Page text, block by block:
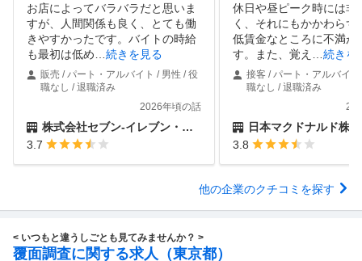
お店によってバラバラだと思いま
すが、人間関係も良く、とても働
きやすかったです。バイトの時給
も最初は低め
続きを見る
販売 / パート・アルバイト / 男性 / 役
職なし / 退職済み
2026年頃の話
株式会社セブン-イレブン・ジャパン
3.7
休日や昼ピーク時には非
く、それにもかかわらず
低賃金なところに不満が
す。また、覚え
続きを
接客 / パート・アルバイ
職なし / 退職済み
日本マクドナルド株
3.8
他の企業のクチコミを探す
< いつもと違うしごとも見てみませんか？ >
覆面調査に関する求人（東京都）